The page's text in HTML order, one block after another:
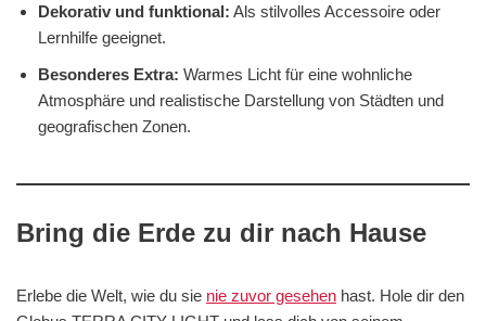
Dekorativ und funktional: Als stilvolles Accessoire oder
Lernhilfe geeignet.
Besonderes Extra: Warmes Licht für eine wohnliche
Atmosphäre und realistische Darstellung von Städten und
geografischen Zonen.
Bring die Erde zu dir nach Hause
Erlebe die Welt, wie du sie nie zuvor gesehen hast. Hole dir den